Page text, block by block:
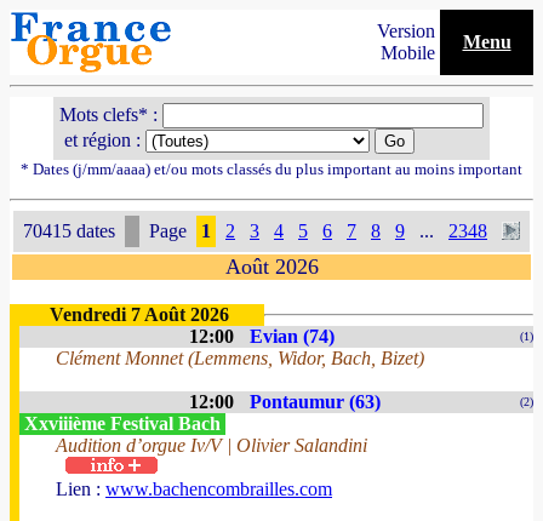
Version
Mobile
Menu
Mots clefs* :
et région :
* Dates (j/mm/aaaa) et/ou mots classés du plus important au moins important
70415 dates Page 1 2 3 4 5 6 7 8 9 ... 2348
Août 2026
Vendredi 7 Août 2026
12:00
Evian (74) (1)
Clément Monnet (Lemmens, Widor, Bach, Bizet)
12:00 Pontaumur (63) (2)
Xxviiième Festival Bach
Audition d’orgue Iv/V | Olivier Salandini
Lien : www.bachencombrailles.com